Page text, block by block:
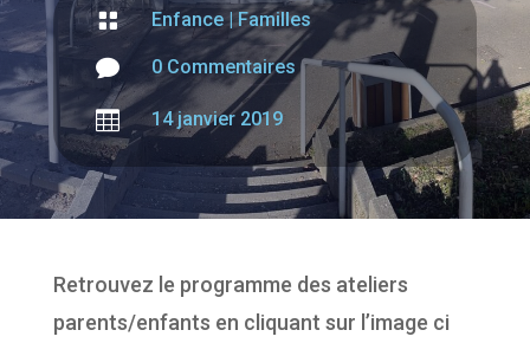
 Enfance| Familles
 0 Commentaires
 14 janvier 2019
Retrouvez le programme des ateliers
parents/enfants en cliquant sur l’image ci